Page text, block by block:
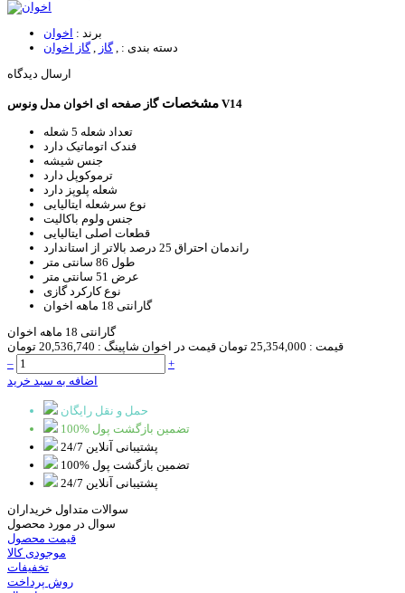
برند : اخوان
دسته بندی : ,گاز ,گاز اخوان
ارسال دیدگاه
مشخصات گاز صفحه ای اخوان مدل ونوس V14
تعداد شعله 5 شعله
فندک اتوماتیک دارد
جنس شیشه
ترموکوپل دارد
شعله پلوپز دارد
نوع سرشعله ایتالیایی
جنس ولوم باکالیت
قطعات اصلی ایتالیایی
راندمان احتراق 25 درصد بالاتر از استاندارد
طول 86 سانتی متر
عرض 51 سانتی متر
نوع کارکردگازی
گارانتی 18 ماهه اخوان
گارانتی 18 ماهه اخوان
قیمت : 25,354,000 تومان قیمت در اخوان شاپینگ : 20,536,740 تومان
–
+
اضافه به سبد خرید
حمل و نقل رایگان
100% تضمین بازگشت پول
پشتیبانی آنلاین 24/7
100% تضمین بازگشت پول
پشتیبانی آنلاین 24/7
سوالات متداول خریداران
سوال در مورد محصول
قیمت محصول
موجودی کالا
تخفیفات
روش پرداخت